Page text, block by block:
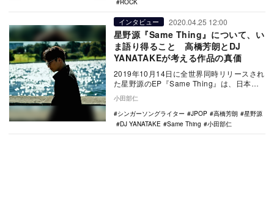
ROCK
インタビュー 2020.04.25 12:00
星野源『Same Thing』について、い
ま語り得ること 高橋芳朗とDJ
YANATAKEが考える作品の真価
2019年10月14日に全世界同時リリースされ
た星野源のEP『Same Thing』は、日本の
ポップスの歴史を大きく変えた傑作で…
小田部仁
シンガーソングライター
JPOP 高橋芳朗
星野源
DJ YANATAKE
Same Thing 小田部仁